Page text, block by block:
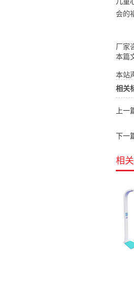
会的
厂家
本篇
本站
相关
上
下一
相